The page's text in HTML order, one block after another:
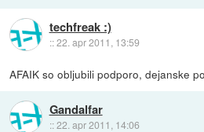
techfreak :)
::22. apr 2011, 13:59
AFAIK so obljubili podporo, dejanske
Gandalfar
::22. apr 2011, 14:06